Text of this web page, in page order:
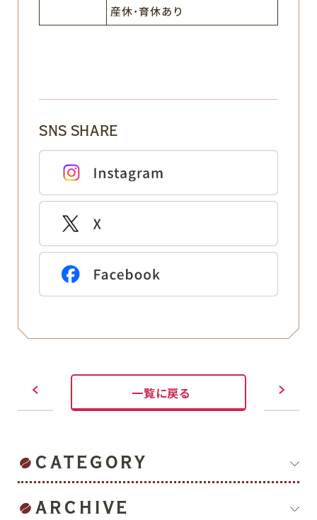
産休･育休あり
SNS SHARE
一覧に戻る
CATEGORY
ARCHIVE